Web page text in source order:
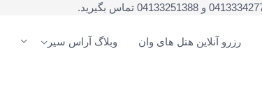
رزرو آنلاین هتل های وان وبلاگ آراس سیر